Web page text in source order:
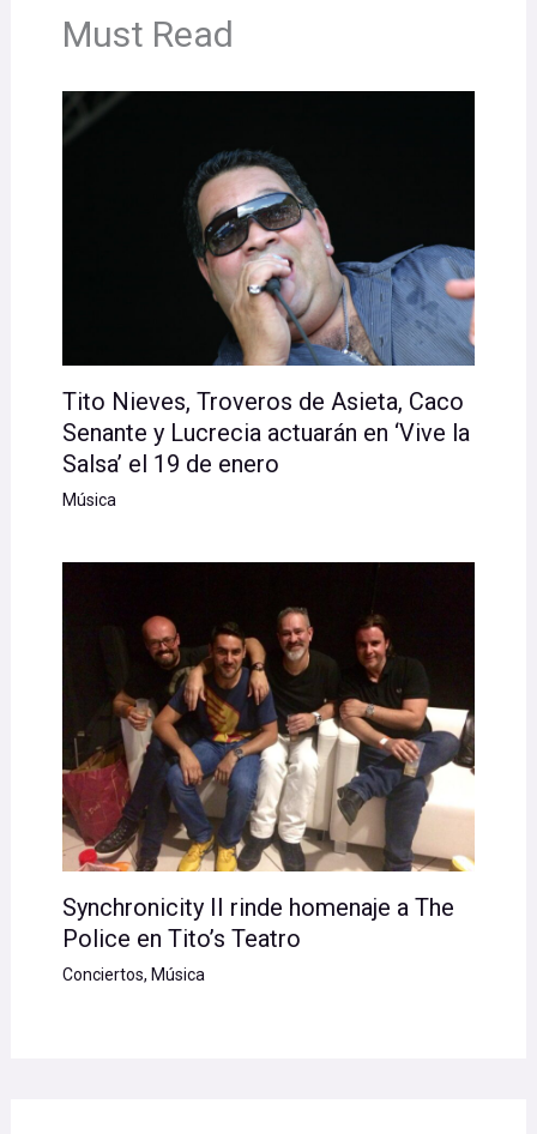
Must Read
Tito Nieves, Troveros de Asieta, Caco
Senante y Lucrecia actuarán en ‘Vive la
Salsa’ el 19 de enero
Música
Synchronicity II rinde homenaje a The
Police en Tito’s Teatro
Conciertos, Música